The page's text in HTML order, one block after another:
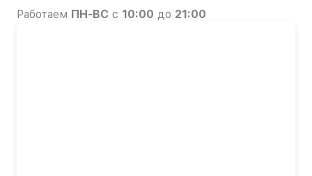
Работаем ПН-ВС с 10:00 до 21:00